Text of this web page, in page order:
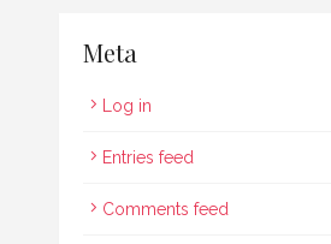
Meta
Log in
Entries feed
Comments feed